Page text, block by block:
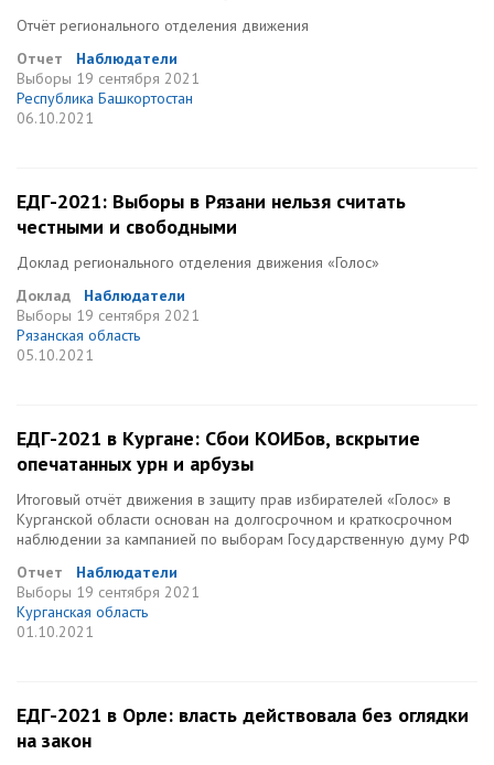
Отчёт регионального отделения движения
Отчет
Наблюдатели
Выборы 19 сентября 2021
Республика Башкортостан
06.10.2021
ЕДГ-2021: Выборы в Рязани нельзя считать
честными и свободными
Доклад регионального отделения движения «Голос»
Доклад
Наблюдатели
Выборы 19 сентября 2021
Рязанская область
05.10.2021
ЕДГ-2021 в Кургане: Сбои КОИБов, вскрытие
опечатанных урн и арбузы
Итоговый отчёт движения в защиту прав избирателей «Голос» в
Курганской области основан на долгосрочном и краткосрочном
наблюдении за кампанией по выборам Государственную думу РФ
Отчет
Наблюдатели
Выборы 19 сентября 2021
Курганская область
01.10.2021
ЕДГ-2021 в Орле: власть действовала без оглядки
на закон